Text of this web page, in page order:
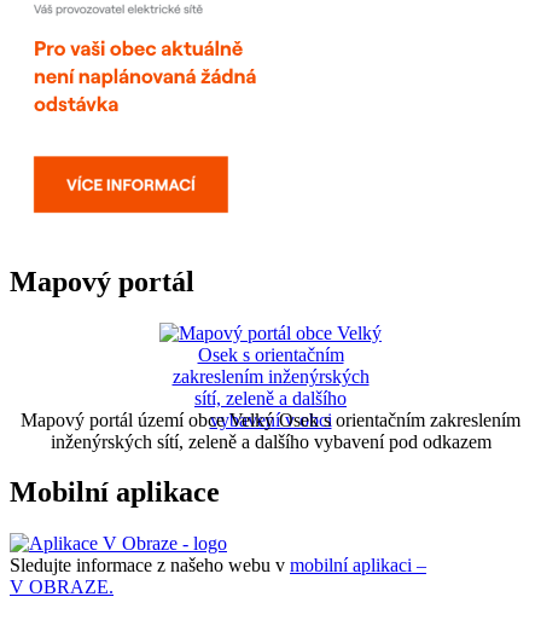
Mapový portál
Mapový portál území obce Velký Osek s orientačním zakreslením
inženýrských sítí, zeleně a dalšího vybavení pod odkazem
Mobilní aplikace
Sledujte informace z našeho webu v mobilní aplikaci –
V OBRAZE.